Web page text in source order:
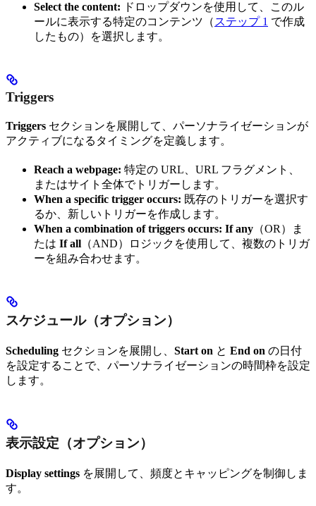
Select the content: ドロップダウンを使用して、このル
ールに表示する特定のコンテンツ（ ステップ 1 で作成
したもの）を選択します。
Triggers
Triggers セクションを展開して、パーソナライゼーションが
アクティブになるタイミングを定義します。
Reach a webpage: 特定の URL、URL フラグメント、
またはサイト全体でトリガーします。
When a specific trigger occurs: 既存のトリガーを選択す
るか、新しいトリガーを作成します。
When a combination of triggers occurs: If any （OR）ま
たは If all （AND）ロジックを使用して、複数のトリガ
ーを組み合わせます。
スケジュール（オプション）
Scheduling セクションを展開し、 Start on と End on の日付
を設定することで、パーソナライゼーションの時間枠を設定
します。
表示設定（オプション）
Display settings を展開して、頻度とキャッピングを制御しま
す。